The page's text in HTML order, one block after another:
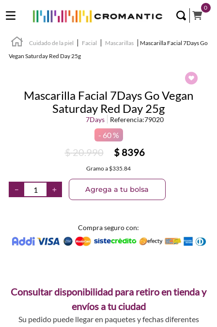
0
Cuidado de la piel Facial Mascarillas
Mascarilla Facial 7Days Go
Vegan Saturday Red Day 25g
Mascarilla Facial 7Days Go Vegan
Saturday Red Day 25g
7Days Referencia:79020
60 %
$20.990 $ 8396
Gramoa $335.84
＋
－ Agrega a tu bolsa
Compra seguro con:
Consultar disponibilidad para retiro en tienda y
envíos a tu ciudad
Su pedido puede llegar en paquetes y fechas diferentes